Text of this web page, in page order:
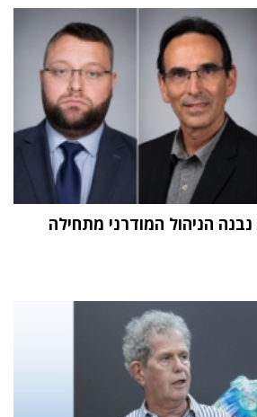
הניהול המודרני מתחילה